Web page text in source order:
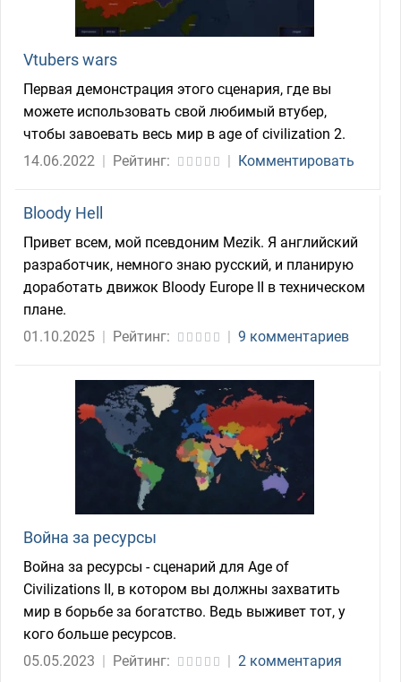
Vtubers wars
Первая демонстрация этого сценария, где вы
можете использовать свой любимый втубер,
чтобы завоевать весь мир в age of civilization 2.
14.06.2022 | Рейтинг: | Комментировать
Bloody Hell
Привет всем, мой псевдоним Mezik. Я английский
разработчик, немного знаю русский, и планирую
доработать движок Bloody Europe II в техническом
плане.
01.10.2025 | Рейтинг: | 9 комментариев
Война за ресурсы
Война за ресурсы - сценарий для Age of
Civilizations II, в котором вы должны захватить
мир в борьбе за богатство. Ведь выживет тот, у
кого больше ресурсов.
05.05.2023 | Рейтинг: | 2 комментария